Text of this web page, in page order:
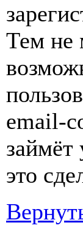
Тем не
email-
займёт
это